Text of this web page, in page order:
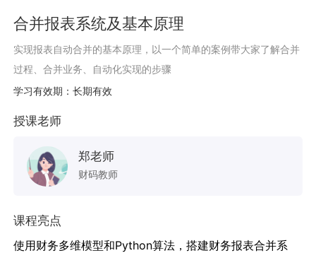
合并报表系统及基本原理
实现报表自动合并的基本原理，以一个简单的案例带大家了解合并
过程、合并业务、自动化实现的步骤
学习有效期：长期有效
授课老师
郑老师
财码教师
课程亮点
使用财务多维模型和Python算法，搭建财务报表合并系